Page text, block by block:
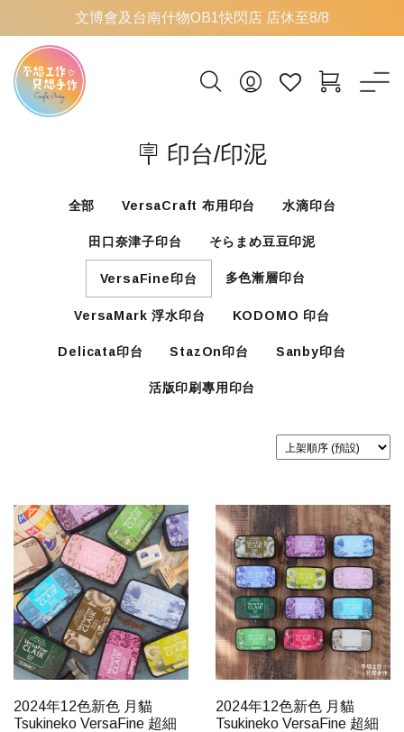
文博會及台南什物OB1快閃店 店休至8/8
🪧 印台/印泥
全部 VersaCraft 布用印台 水滴印台
田口奈津子印台 そらまめ豆豆印泥
VersaFine印台 多色漸層印台
VersaMark 浮水印台 KODOMO 印台
Delicata印台 StazOn印台 Sanby印台
活版印刷專用印台
2024年12色新色 月貓
Tsukineko VersaFine 超細
2024年12色新色 月貓
Tsukineko VersaFine 超細